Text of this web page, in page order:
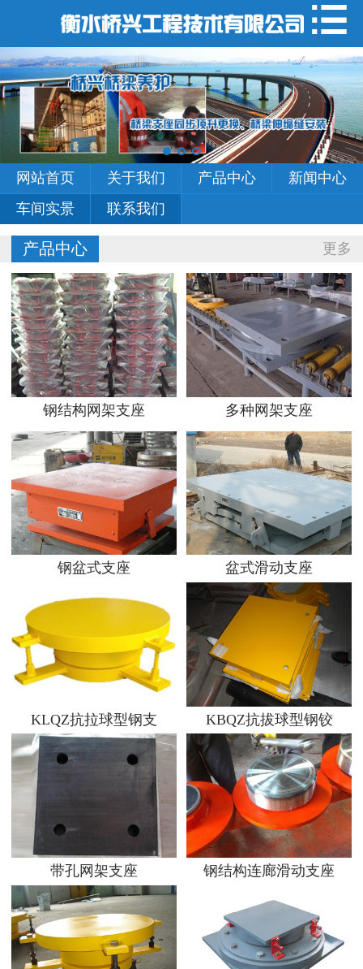
网站首页
关于我们
产品中心
新闻中心
车间实景
联系我们
网站首页 关于我们 产品中心
新闻中心
车间实景
联系我们
更多
产品中心
钢结构网架支座 多种网架支座
钢盆式支座 盆式滑动支座
KLQZ抗拉球型钢支 KBQZ抗拔球型钢铰
带孔网架支座 钢结构连廊滑动支座